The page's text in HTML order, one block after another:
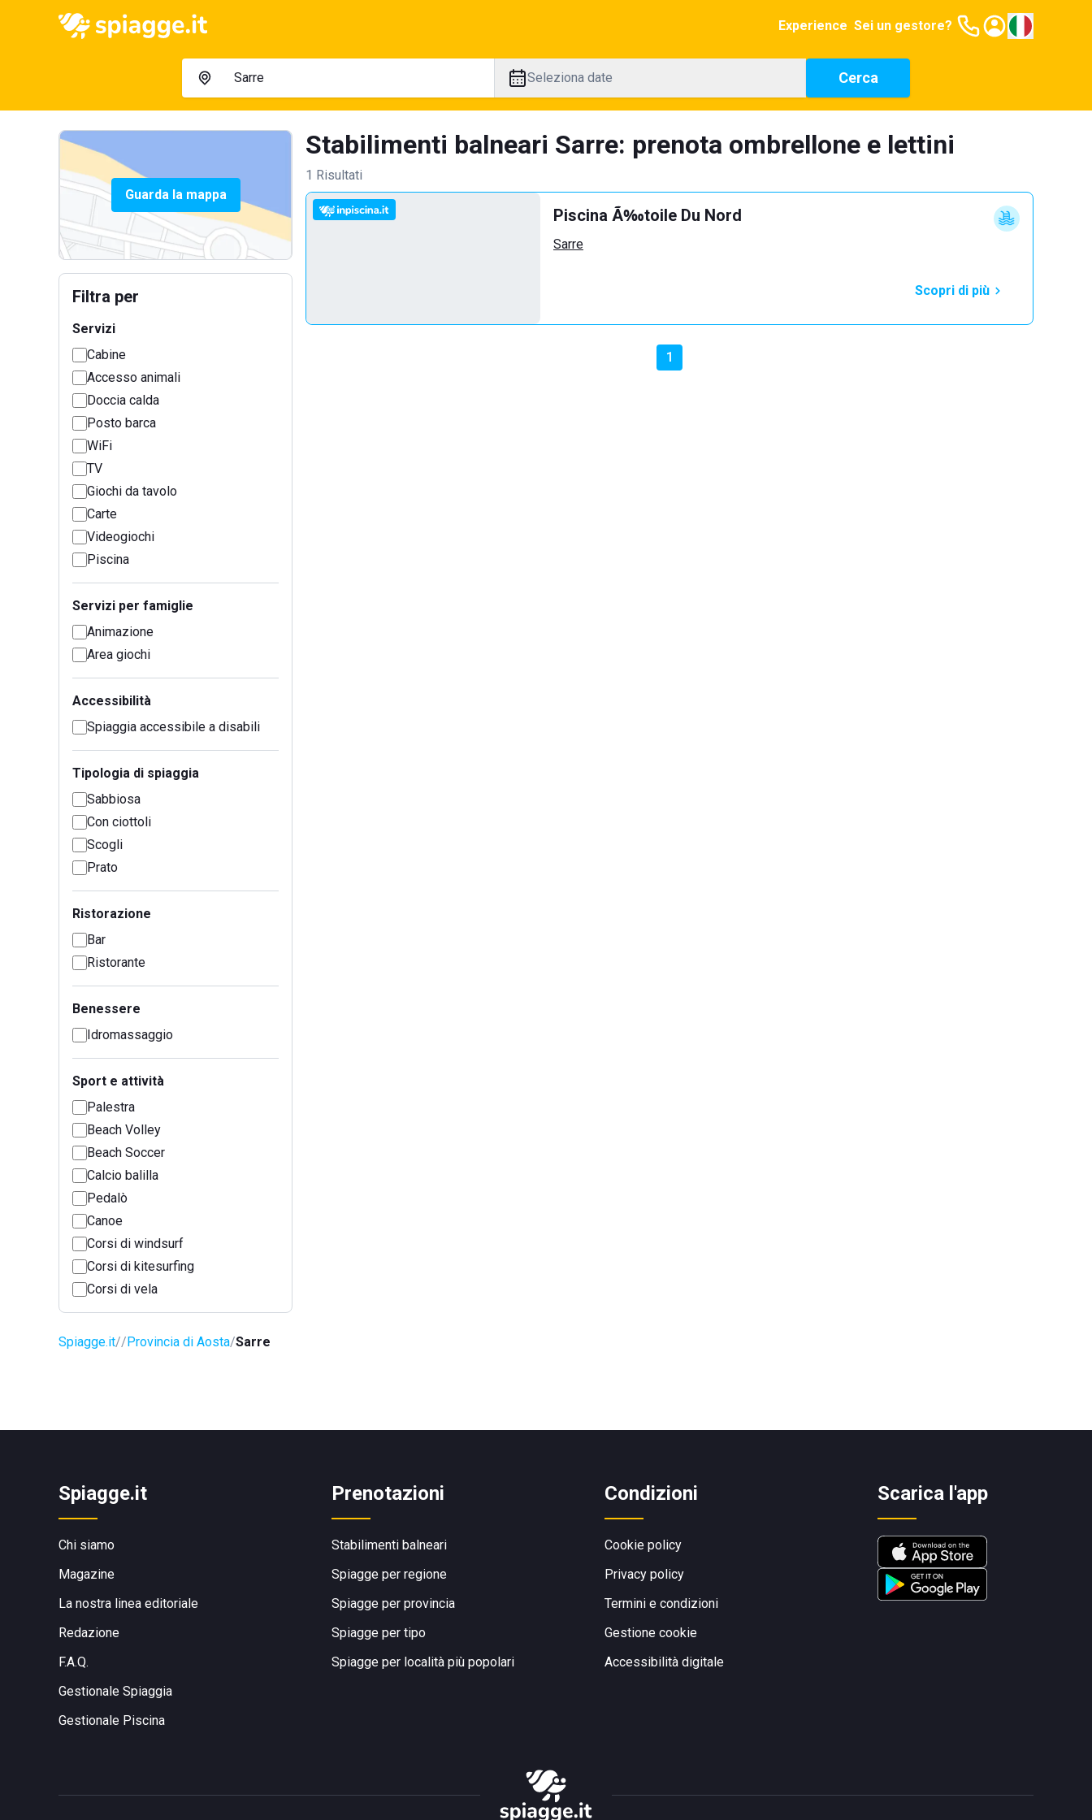
Experience Sei un gestore?
Seleziona date Cerca
Guarda la mappa
Filtra per
Servizi
Cabine
Accesso animali
Doccia calda
Posto barca
WiFi
TV
Giochi da tavolo
Carte
Videogiochi
Piscina
Servizi per famiglie
Animazione
Area giochi
Accessibilità
Spiaggia accessibile a disabili
Tipologia di spiaggia
Sabbiosa
Con ciottoli
Scogli
Prato
Ristorazione
Bar
Ristorante
Benessere
Idromassaggio
Sport e attività
Palestra
Beach Volley
Beach Soccer
Calcio balilla
Pedalò
Canoe
Corsi di windsurf
Corsi di kitesurfing
Corsi di vela
Stabilimenti balneari Sarre: prenota ombrellone e lettini
1 Risultati
Piscina Ã‰toile Du Nord
Sarre
Scopri di più
1
Spiagge.it Provincia di Aosta Sarre
Spiagge.it
Chi siamo
Magazine
La nostra linea editoriale
Redazione
F.A.Q.
Gestionale Spiaggia
Gestionale Piscina
Prenotazioni
Stabilimenti balneari
Spiagge per regione
Spiagge per provincia
Spiagge per tipo
Spiagge per località più popolari
Condizioni
Cookie policy
Privacy policy
Termini e condizioni
Gestione cookie
Accessibilità digitale
Scarica l'app